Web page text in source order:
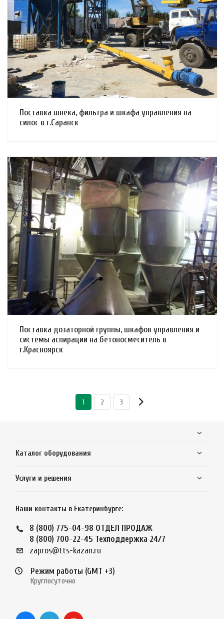
Смотреть проект
Поставка шнека, фильтра и шкафа управления на
силос в г.Саранск
Смотреть проект
Поставка дозаторной группы, шкафов управления и
системы аспирации на бетоносмеситель в
г.Красноярск
1 2 3
Каталог оборудования
Услуги и решения
Наши контакты в Екатеринбурге:
8 (800) 775-04-98 ОТДЕЛ ПРОДАЖ
8 (800) 700-22-45 Техподдержка 24/7
zapros@tts-kazan.ru
Режим работы (GMT +3)
Круглосуточно